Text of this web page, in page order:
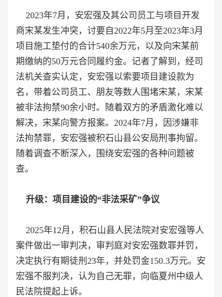
2023年7月，安宏强及其公司员工与项目开发
商宋某发生冲突，讨要自2022年5月至2023年3月
项目施工垫付的合计540余万元，以及向宋某前
期缴纳的50万元合同履约金。记者了解到，经司
法机关查实认定，安宏强以索要项目建设款为
名，带着公司员工、朋友等数人围堵宋某，宋某
被非法拘禁90余小时。随着双方的矛盾激化难以
解决，宋某向警方报案。2024年7月，因涉嫌非
法拘禁罪，安宏强被积石山县公安局刑事拘留。
随着调查不断深入，围绕安宏强的各种问题被
查。
升级：项目建设的“非法采矿”争议
2025年12月，积石山县人民法院对安宏强等人
案件做出一审判决，审判庭对安宏强数罪并罚，
决定执行有期徒刑23年，并处罚金150.3万元。安
宏强不服判决，认为自己无罪，向临夏州中级人
民法院提起上诉。